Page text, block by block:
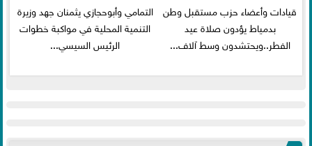
قيادات وأعضاء حزب مستقبل وطن
بدمياط يؤدون صلاة عيد
الفطر..ويحتشدون وسط آلاف...
التمامي وأبوحجازي يثمنان جهد وزيرة
التنمية المحلية في مواكبة خطوات
الرئيس السيسي...